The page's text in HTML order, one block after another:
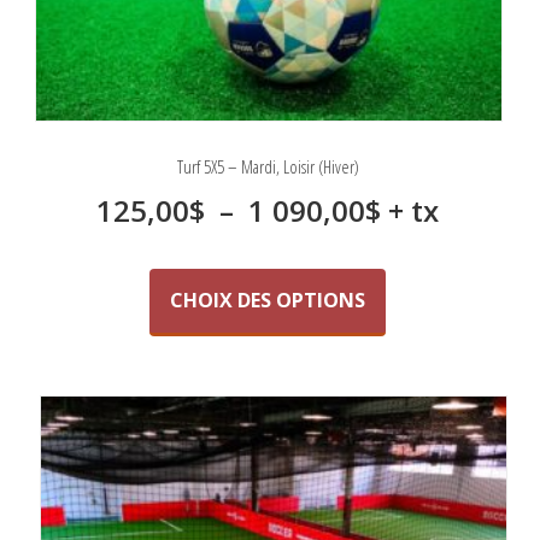
Turf 5X5 – Mardi, Loisir (Hiver)
125,00$ – 1 090,00$ Plage
à
1
090,00$
+ tx
CHOIX DES OPTIONS
Les
options
peuvent
être
choisies